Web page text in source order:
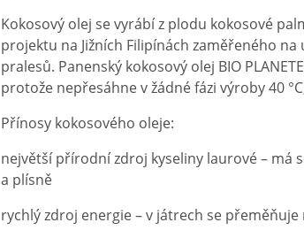
Kokosový olej se vyrábí z plodu kokosové
projektu na Jižních Filipínách zaměřeného
pralesů. Panenský kokosový olej BIO
protože nepřesáhne v žádné fázi výroby 40
Přínosy kokosového oleje:
největší přírodní zdroj kyseliny laurové – má
a plísně
rychlý zdroj energie – v játrech se